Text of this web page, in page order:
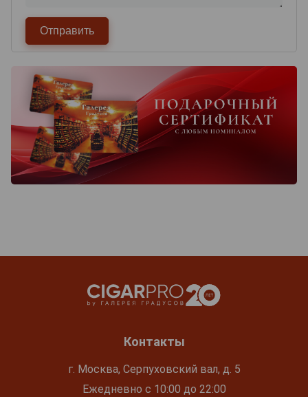
Контакты
г. Москва, Серпуховский вал, д. 5
Ежедневно с 10:00 до 22:00